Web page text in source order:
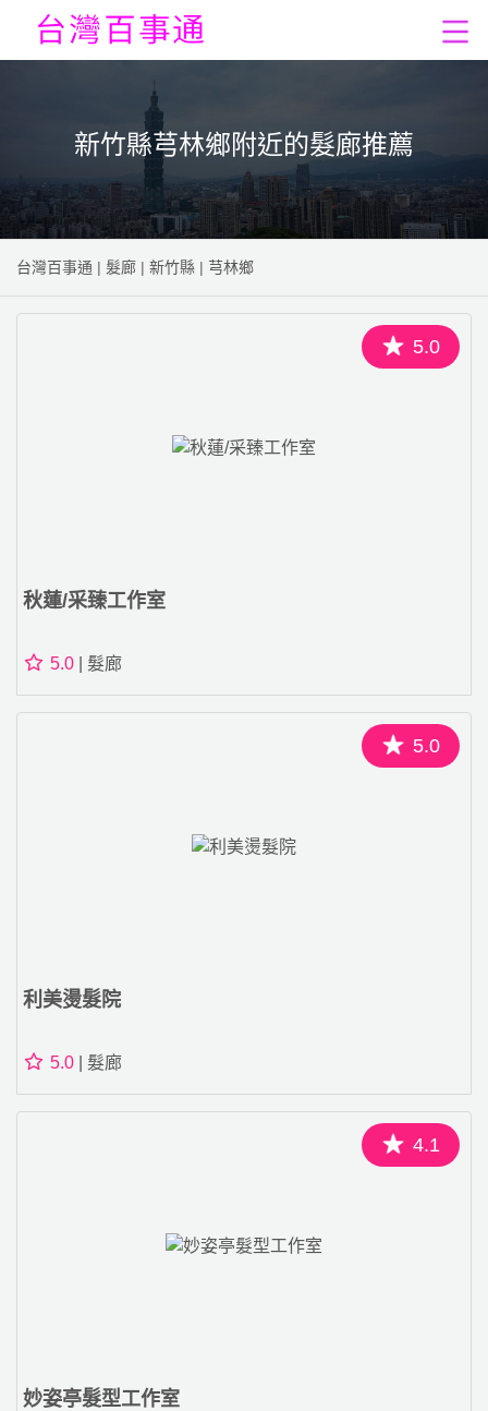
新竹縣芎林鄉附近的髮廊推薦
台灣百事通 | 髮廊 | 新竹縣 | 芎林鄉
5.0
秋蓮/采臻工作室
5.0 | 髮廊
5.0
利美燙髮院
5.0 | 髮廊
4.1
妙姿亭髮型工作室